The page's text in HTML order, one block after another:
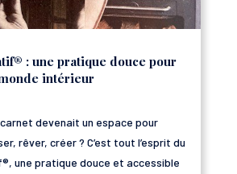
: une pratique douce pour
intérieur
devenait un espace pour
rêver, créer ? C’est tout l’esprit du
une pratique douce et accessible